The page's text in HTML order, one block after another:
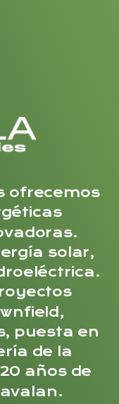
ofrecemos
solar,
puesta en
de la
años de